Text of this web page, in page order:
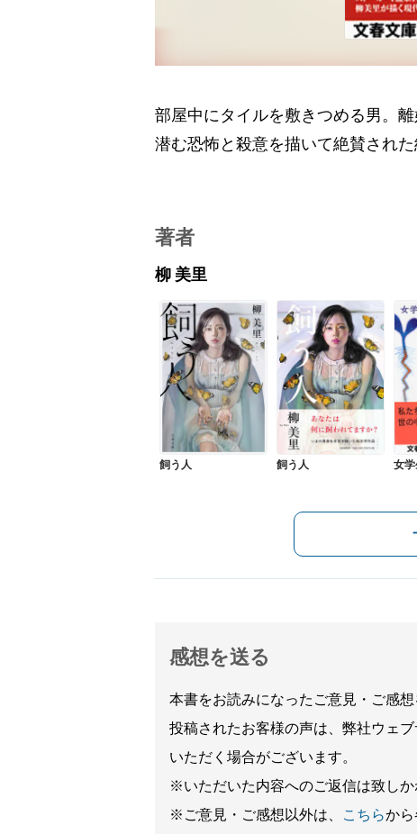
部屋中にタイルを敷きつめる男。
潜む恐怖と殺意を描いて絶賛され
著者
柳 美里
飼う人 飼う人 女学
感想を送る
本書をお読みになったご意見・ご感想
投稿されたお客様の声は、弊社ウェ
いただく場合がございます。
※いただいた内容へのご返信は致しか
※ご意見・ご感想以外は、
こちらから